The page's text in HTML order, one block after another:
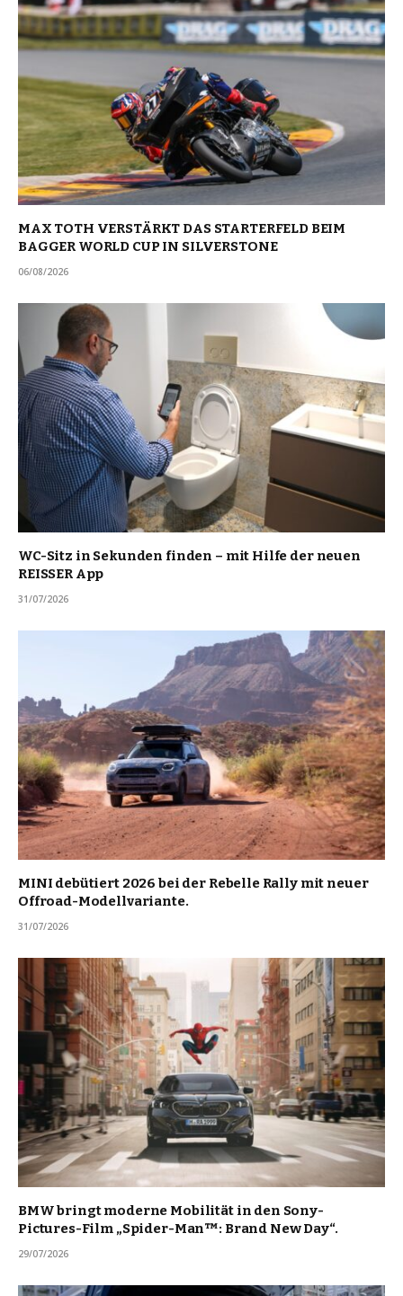
MAX TOTH VERSTÄRKT DAS STARTERFELD BEIM
BAGGER WORLD CUP IN SILVERSTONE
06/08/2026
WC-Sitz in Sekunden finden – mit Hilfe der neuen
REISSER App
31/07/2026
MINI debütiert 2026 bei der Rebelle Rally mit neuer
Offroad-Modellvariante.
31/07/2026
BMW bringt moderne Mobilität in den Sony-
Pictures-Film „Spider-Man™: Brand New Day“.
29/07/2026